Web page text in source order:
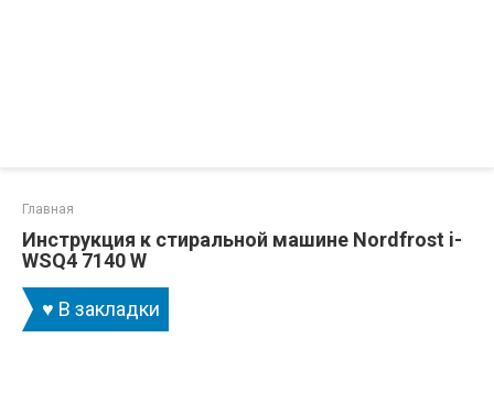
Главная
Инструкция к стиральной машине Nordfrost i-
WSQ4 7140 W
♥ В закладки